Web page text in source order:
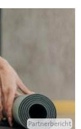
Partnerbericht